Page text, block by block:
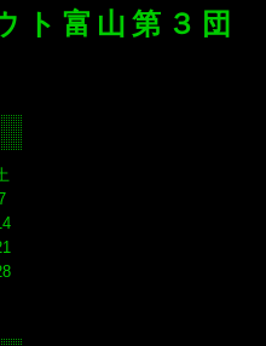
ト富山第３団